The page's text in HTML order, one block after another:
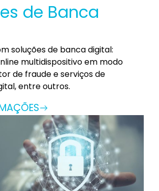
de Banca
soluções de banca digital:
multidispositivo em modo
de fraude e serviços de
entre outros.